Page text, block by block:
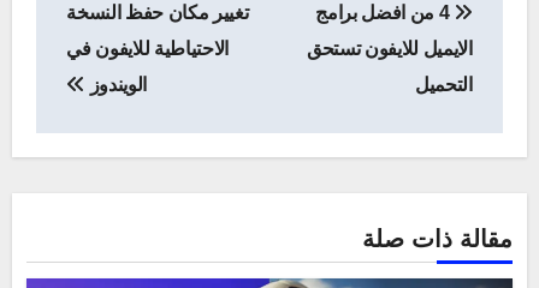
المقالات
4 من افضل برامج
الايميل للايفون تستحق
التحميل
تغيير مكان حفظ النسخة
الاحتياطية للايفون في
الويندوز
مقالة ذات صلة